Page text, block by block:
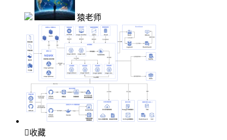
猿老师
收藏